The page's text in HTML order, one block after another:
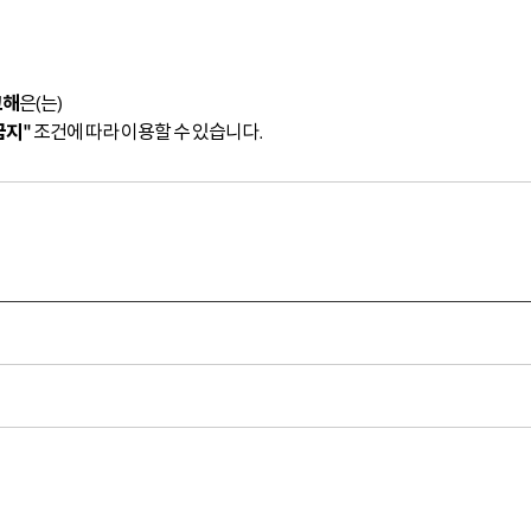
은(는)
지"조건에 따라 이용할 수 있습니다.